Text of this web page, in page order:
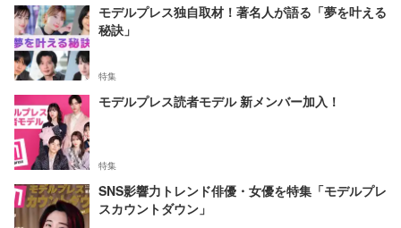
モデルプレス独自取材！著名人が語る「夢を叶える
秘訣」
特集
モデルプレス読者モデル 新メンバー加入！
特集
SNS影響力トレンド俳優・女優を特集「モデルプレ
スカウントダウン」